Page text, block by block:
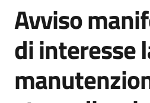
Bandi
e
di
Salta al contenuto
Avviso
di interesse